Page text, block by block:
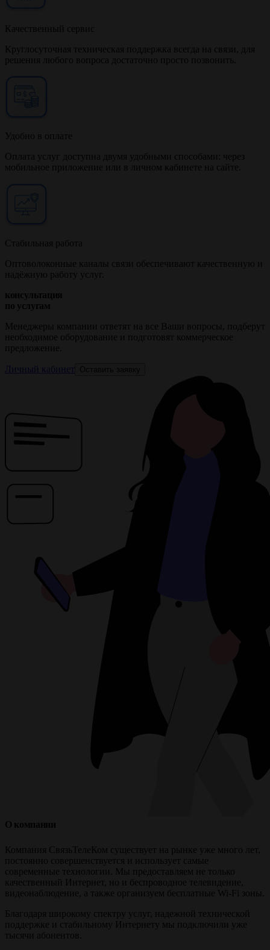
Качественный сервис
Круглосуточная техническая поддержка всегда на связи, для
решения любого вопроса достаточно просто позвонить.
Удобно в оплате
Оплата услуг доступна двумя удобными способами: через
мобильное приложение или в личном кабинете на сайте.
Стабильная работа
Оптоволоконные каналы связи обеспечивают качественную и
надёжную работу услуг.
консультация
по услугам
Менеджеры компании ответят на все Ваши вопросы, подберут
необходимое оборудование и подготовят коммерческое
предложение.
Личный кабинет
О компании
Компания СвязьТелеКом существует на рынке уже много лет,
постоянно совершенствуется и использует самые
современные технологии. Мы предоставляем не только
качественный Интернет, но и беспроводное телевидение,
видеонаблюдение, а также организуем бесплатные Wi-Fi зоны.
Благодаря широкому спектру услуг, надежной технической
поддержке и стабильному Интернету мы подключили уже
тысячи абонентов.